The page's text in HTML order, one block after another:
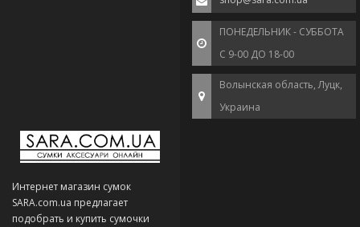
ПОНЕДЕЛЬНИК - СУББОТА
С 9-00 ДО 18-00
Волынская область, Луцк,
Украина
Интернет магазин сумок
SARA.com.ua предлагает
подобрать и купить сумочки